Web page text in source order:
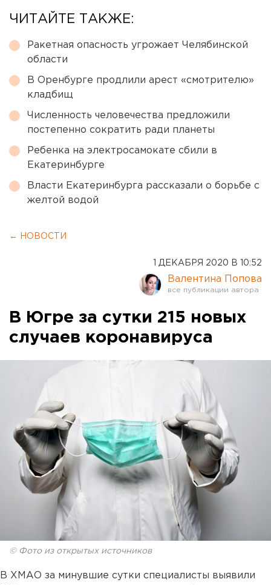
ЧИТАЙТЕ ТАКЖЕ:
Ракетная опасность угрожает Челябинской
области
В Оренбурге продлили арест «смотрителю»
кладбищ
Численность человечества предложили
постепенно сократить ради планеты
Ребенка на электросамокате сбили в
Екатеринбурге
Власти Екатеринбурга рассказали о борьбе с
желтой водой
← НОВОСТИ
1 ДЕКАБРЯ 2020 В 10:52
Валентина Попова
В Югре за сутки 215 новых
случаев коронавируса
© Фото из открытых источников
В ХМАО за минувшие сутки специалисты выявили